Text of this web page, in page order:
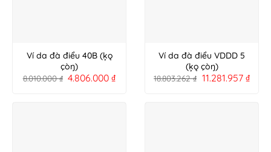
Ví da đà điểu 40B (ķǫ
çòŋ)
8.010.000₫ 4.806.000₫
Ví da đà điểu VDDD 5
(ķǫ çòŋ)
18.803.262₫ 11.281.957 ₫